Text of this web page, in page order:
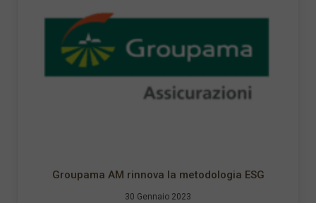
Groupama AM rinnova la metodologia ESG
30 Gennaio 2023